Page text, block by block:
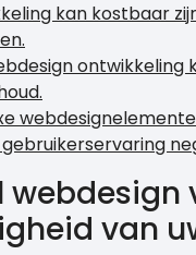
kan kostbaar
van